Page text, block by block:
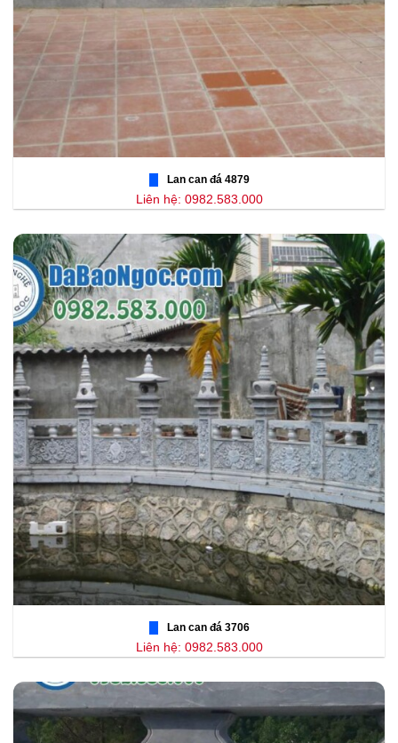
Lan can đá 4879
Liên hệ: 0982.583.000
Lan can đá 3706
Liên hệ: 0982.583.000